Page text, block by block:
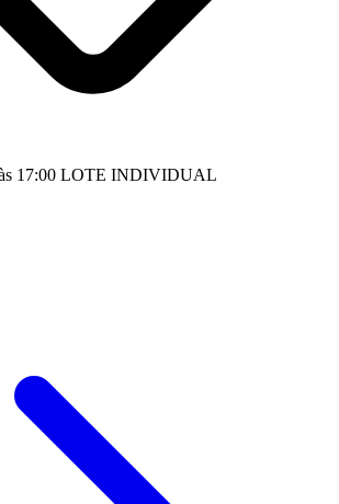
às 17:00 LOTE INDIVIDUAL